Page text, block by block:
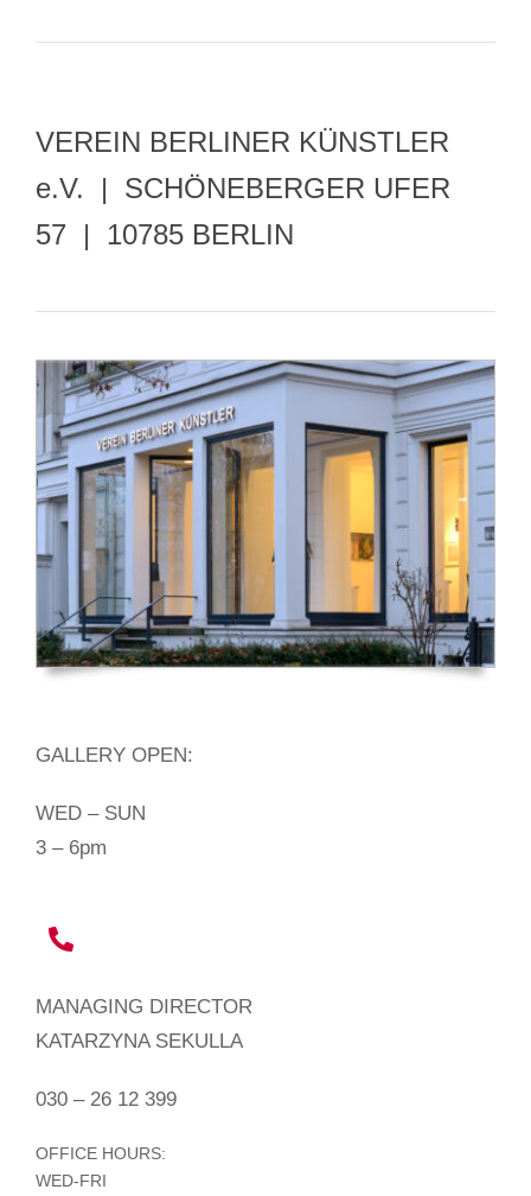
VEREIN BERLINER KÜNSTLER
e.V. | SCHÖNEBERGER UFER
57 | 10785 BERLIN
GALLERY OPEN:
WED – SUN
3 – 6pm
MANAGING DIRECTOR
KATARZYNA SEKULLA
030 – 26 12 399
OFFICE HOURS:
WED-FRI